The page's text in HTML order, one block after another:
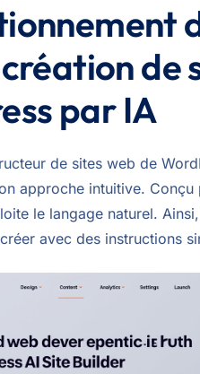
de
par IA
de sites web de
approche intuitive.
le langage naturel.
avec des instructions